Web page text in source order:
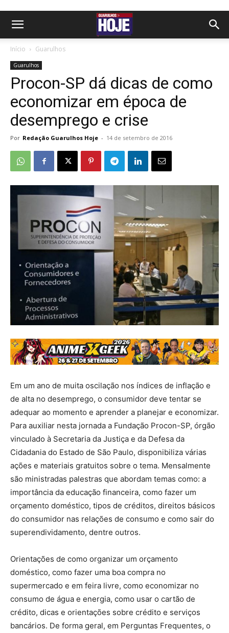
Início Guarulhos
Guarulhos
Procon-SP dá dicas de como
economizar em época de
desemprego e crise
Por Redação Guarulhos Hoje - 14 de setembro de 2016
Em um ano de muita oscilação nos índices de inflação e
de alta no desemprego, o consumidor deve tentar se
adequar ao momento e aprender a planejar e economizar.
Para auxiliar nesta jornada a Fundação Procon-SP, órgão
vinculado à Secretaria da Justiça e da Defesa da
Cidadania do Estado de São Paulo, disponibiliza várias
ações e materiais gratuitos sobre o tema. Mensalmente
são ministradas palestras que abordam temas como: a
importância da educação financeira, como fazer um
orçamento doméstico, tipos de créditos, direitos básicos
do consumidor nas relações de consumo e como sair do
superendividamento, dentre outros.
Orientações de como organizar um orçamento
doméstico, como fazer uma boa compra no
supermercado e em feira livre, como economizar no
consumo de água e energia, como usar o cartão de
crédito, dicas e orientações sobre crédito e serviços
bancários. De forma geral, em Perguntas Frequentes, o